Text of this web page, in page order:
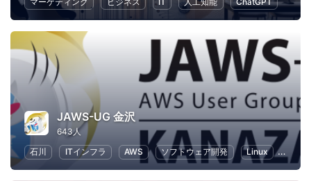
JAWS-UG 金沢
643人
石川
ITインフラ AWS ソフトウェア開発 Linux IT